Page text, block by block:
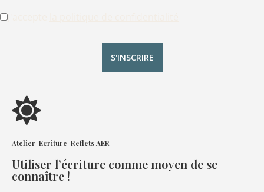
Atelier-Ecriture-Reflets AER
Utiliser l’écriture comme moyen de se
connaître !